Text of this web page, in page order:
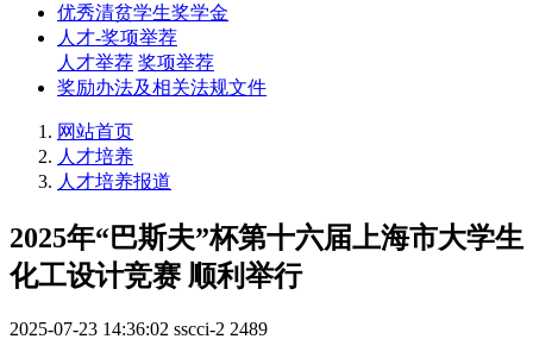
优秀清贫学生奖学金
人才-奖项举荐
人才举荐 奖项举荐
奖励办法及相关法规文件
网站首页
人才培养
人才培养报道
2025年“巴斯夫”杯第十六届上海市大学生
化工设计竞赛 顺利举行
2025-07-23 14:36:02 sscci-2 2489